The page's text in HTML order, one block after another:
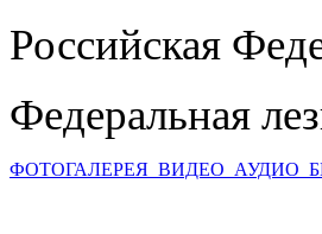
Российская
Федеральная
ФОТОГАЛЕРЕЯ ВИДЕО АУДИО